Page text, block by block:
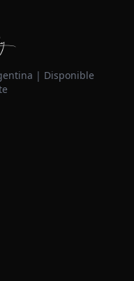
| Disponible